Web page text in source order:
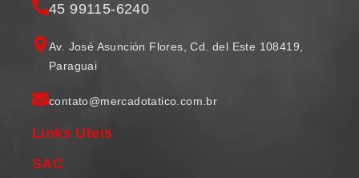
45 99115-6240
Av. José Asunción Flores, Cd. del Este 108419,
Paraguai
contato@mercadotatico.com.br
Links Uteis
SAC